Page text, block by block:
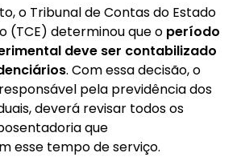
o Tribunal de Contas do Estado
(TCE) determinou que o período
deve ser contabilizado
. Com essa decisão, o
pela previdência dos
deverá revisar todos os
que
esse tempo de serviço.